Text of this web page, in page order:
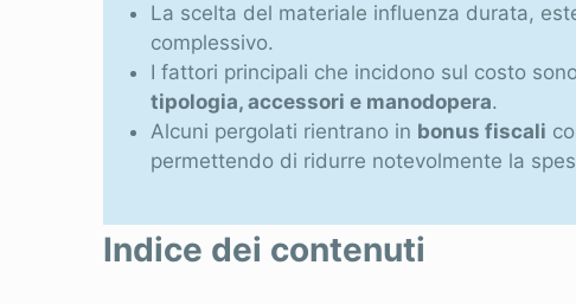
La scelta del materiale influenza durata,
complessivo.
I fattori principali che incidono sul costo
tipologia, accessori e manodopera.
Alcuni pergolati rientrano in bonus fiscali
permettendo di ridurre notevolmente la
Indice dei contenuti